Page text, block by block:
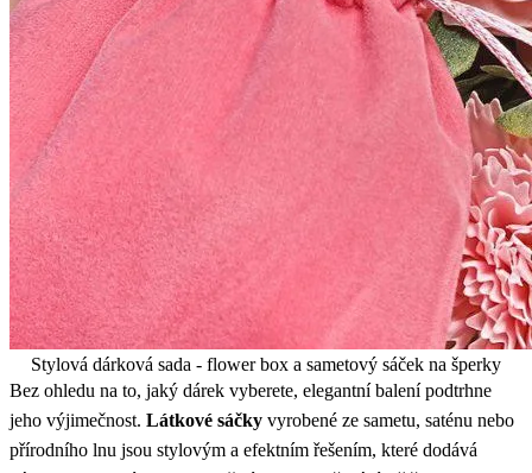
Stylová dárková sada - flower box a sametový sáček na šperky
Bez ohledu na to, jaký dárek vyberete, elegantní balení podtrhne
jeho výjimečnost. Látkové sáčky vyrobené ze sametu, saténu nebo
přírodního lnu jsou stylovým a efektním řešením, které dodává